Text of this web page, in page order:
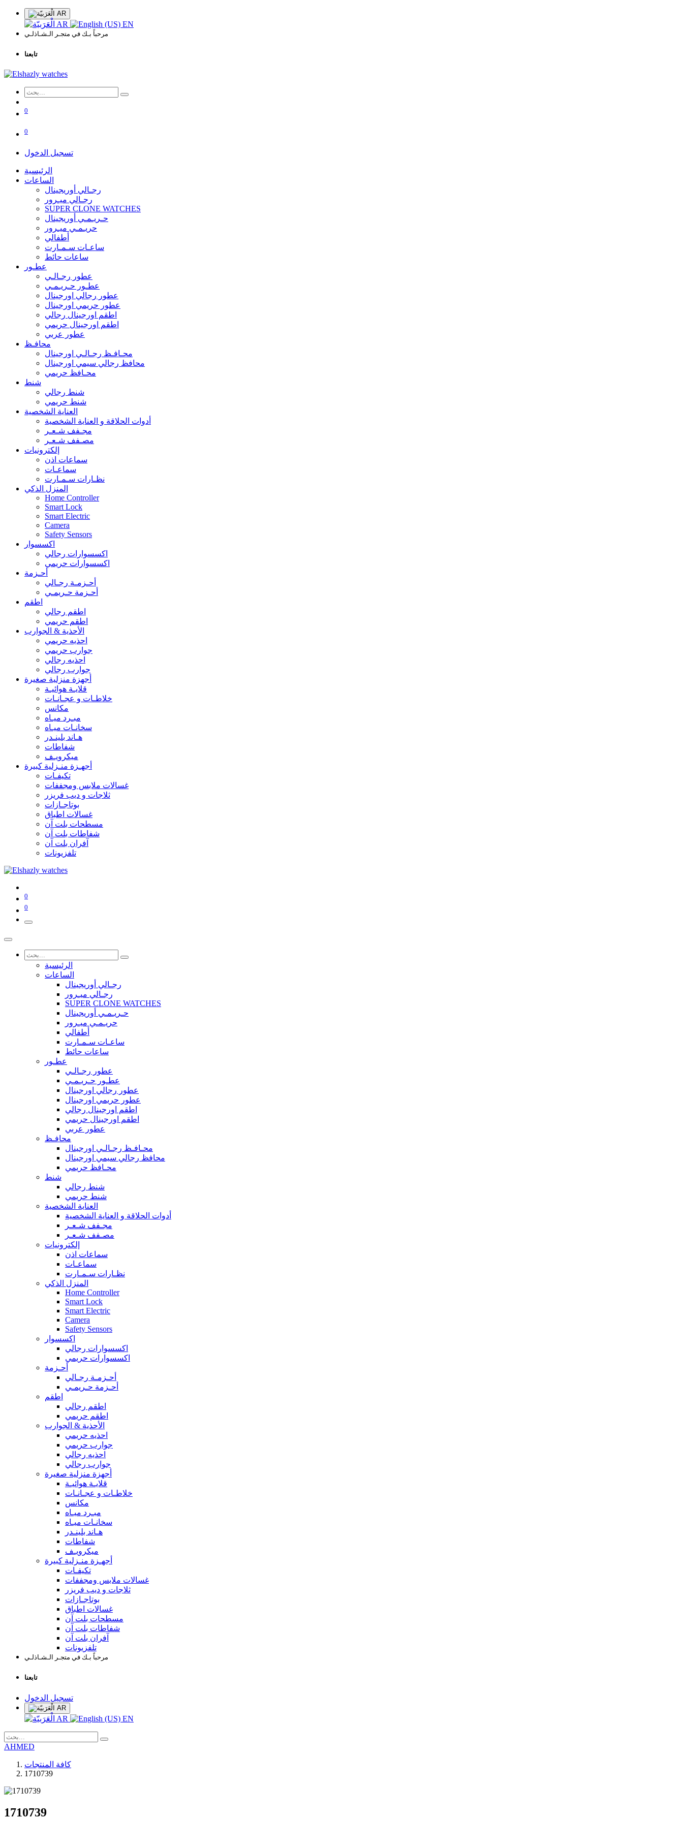
AR
AR EN
مرحباً بـك في متجـر الـشـاذلـي
تابعنا
0
0
تسجيل الدخول
الرئيسية
الساعات
رجـالي أوريجينال
رجـالي ميـرور
SUPER CLONE WATCHES
حـريـمـي أوريجينال
حريـمـي ميـرور
أطفالي
ساعـات سـمـارت
ساعات حائط
عطـور
عطور رجـالـي
عطـور حـريـمـي
عطور رجالي اورجينال
عطور حريمي اورجينال
اطقم اورجينال رجالي
اطقم اورجينال حريمي
عطور عربي
محافـظ
محـافـظ رجـالـي اورجينال
محافظ رجالي سيمي اورجينال
محـافظ حريمي
شنط
شنط رجالي
شنط حريمي
العناية الشخصية
أدوات الحلاقة و العناية الشخصية
مجـفف شـعـر
مصـفف شـعـر
إلكترونيات
سماعات اذن
سماعـات
نظـارات سـمـارت
المنزل الذكي
Home Controller
Smart Lock
Smart Electric
Camera
Safety Sensors
اكسسوار
اكسسوارات رجالي
اكسسوارات حريمي
أحـزمة
أحـزمـة رجـالي
أحـزمة حـريمـي
اطقم
اطقم رجالي
اطقم حريمي
الأحذية & الجوارب
احذيه حريمي
جوارب حريمي
احذيه رجالي
جوارب رجالي
أجهزة منزلية صغيرة
قلايـة هوائيـة
خلاطـات و عجـانـات
مكانس
مبـرد ميـاه
سخانـات ميـاه
هـاند بلينـدر
شفاطات
ميكرويـف
أجهـزة منـزلية كبيرة
تكيفـات
غسالات ملابس ومجففات
ثلاجات و ديب فريزر
بوتاجـازات
غسالات اطباق
مسطحات بلت آن
شفاطات بلت آن
آفران بلت آن
تلفزيونات
0
0
الرئيسية
الساعات
رجـالي أوريجينال
رجـالي ميـرور
SUPER CLONE WATCHES
حـريـمـي أوريجينال
حريـمـي ميـرور
أطفالي
ساعـات سـمـارت
ساعات حائط
عطـور
عطور رجـالـي
عطـور حـريـمـي
عطور رجالي اورجينال
عطور حريمي اورجينال
اطقم اورجينال رجالي
اطقم اورجينال حريمي
عطور عربي
محافـظ
محـافـظ رجـالـي اورجينال
محافظ رجالي سيمي اورجينال
محـافظ حريمي
شنط
شنط رجالي
شنط حريمي
العناية الشخصية
أدوات الحلاقة و العناية الشخصية
مجـفف شـعـر
مصـفف شـعـر
إلكترونيات
سماعات اذن
سماعـات
نظـارات سـمـارت
المنزل الذكي
Home Controller
Smart Lock
Smart Electric
Camera
Safety Sensors
اكسسوار
اكسسوارات رجالي
اكسسوارات حريمي
أحـزمة
أحـزمـة رجـالي
أحـزمة حـريمـي
اطقم
اطقم رجالي
اطقم حريمي
الأحذية & الجوارب
احذيه حريمي
جوارب حريمي
احذيه رجالي
جوارب رجالي
أجهزة منزلية صغيرة
قلايـة هوائيـة
خلاطـات و عجـانـات
مكانس
مبـرد ميـاه
سخانـات ميـاه
هـاند بلينـدر
شفاطات
ميكرويـف
أجهـزة منـزلية كبيرة
تكيفـات
غسالات ملابس ومجففات
ثلاجات و ديب فريزر
بوتاجـازات
غسالات اطباق
مسطحات بلت آن
شفاطات بلت آن
آفران بلت آن
تلفزيونات
مرحباً بـك في متجـر الـشـاذلـي
تابعنا
تسجيل الدخول
AR
AR EN
AHMED
كافة المنتجات
1710739
1710739